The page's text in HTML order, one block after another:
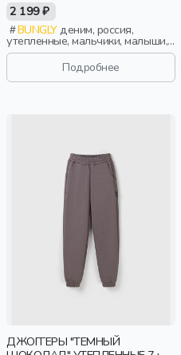
2 199 ₽
BUNGLYденим, россия,
утепленные, мальчики, малыши,
дошкольники, дети
Подробнее
ДЖОГГЕРЫ "ТЕМНЫЙ